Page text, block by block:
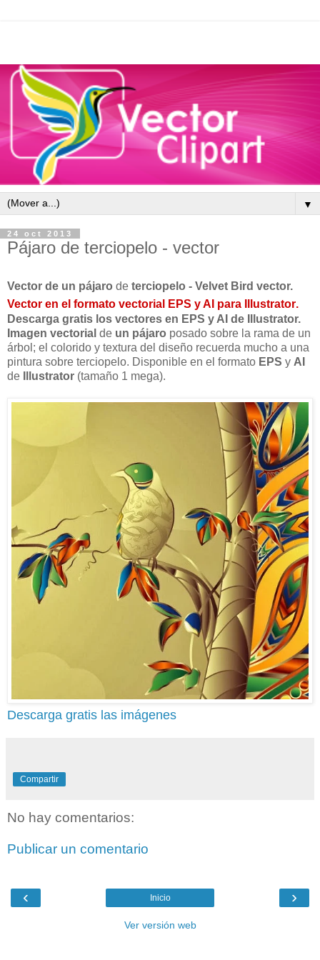
▼
24 oct 2013
Pájaro de terciopelo - vector
Vector de un pájaro de terciopelo - Velvet Bird vector.
Vector en el formato vectorial EPS yAI para Illustrator.
Descarga gratis los vectores en EPS y AI de Illustrator.
Imagen vectorial de un pájaro posado sobre la rama de un
árbol; el colorido y textura del diseño recuerda mucho a una
pintura sobre terciopelo. Disponible en el formato EPS y AI
de
Illustrator (tamaño 1 mega).
Descarga gratis las imágenes
Compartir
No hay comentarios:
Publicar un comentario
‹ ›
Inicio
Ver versión web